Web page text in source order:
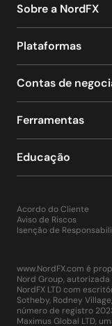
Sobre a NordFX
Plataformas
Contas de
Ferramentas
Educação
Acordo do Cliente
Aviso de Riscos
Isenção de
www.NordFX.com é
Nord Group,
NordFX LTD com
Sotheby, Rodney
número de registro
Maximus Global LTD,